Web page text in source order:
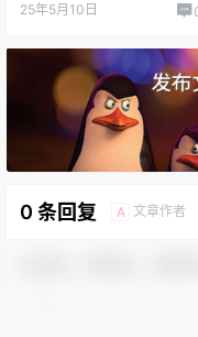
25年5月10日
0 条回复 A 文章作者